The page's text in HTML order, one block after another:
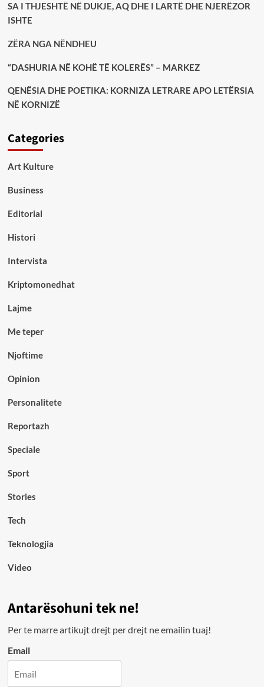
SA I THJESHTË NË DUKJE, AQ DHE I LARTË DHE NJERËZOR
ISHTE
ZËRA NGA NËNDHEU
“DASHURIA NË KOHË TË KOLERËS” – MARKEZ
QENËSIA DHE POETIKA: KORNIZA LETRARE APO LETËRSIA
NË KORNIZË
Categories
Art Kulture
Business
Editorial
Histori
Intervista
Kriptomonedhat
Lajme
Me teper
Njoftime
Opinion
Personalitete
Reportazh
Speciale
Sport
Stories
Tech
Teknologjia
Video
Antarësohuni tek ne!
Per te marre artikujt drejt per drejt ne emailin tuaj!
Email